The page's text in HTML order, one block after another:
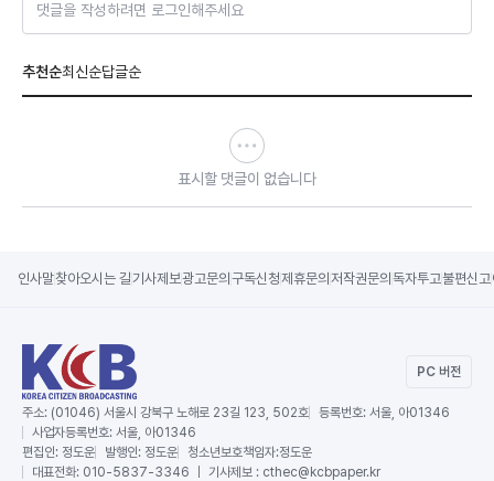
댓글을 작성하려면 로그인해주세요
추천순최신순답글순
표시할 댓글이 없습니다
인사말찾아오시는 길기사제보광고문의 구독신청제휴문의 저작권문의 독자투고불편신고
PC 버전
주소: (01046) 서울시 강북구 노해로 23길 123, 502호 등록번호: 서울, 아01346
사업자등록번호: 서울, 아01346
편집인: 정도운 발행인: 정도운 청소년보호책임자:정도운
대표전화: 010-5837-3346 ｜ 기사제보 : cthec@kcbpaper.kr